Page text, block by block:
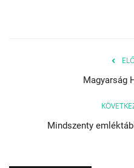
Magyarság
Mindszenty